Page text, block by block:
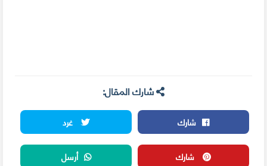
شارك المقال:
شارك
غرد
شارك
أرسل